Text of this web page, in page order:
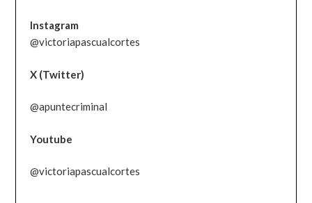
Instagram
@victoriapascualcortes
X (Twitter)
@apuntecriminal
Youtube
@victoriapascualcortes